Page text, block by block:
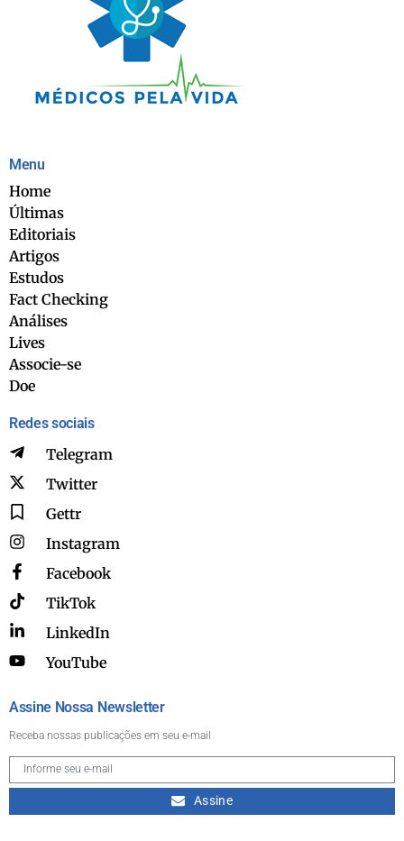
Menu
Home
Últimas
Editoriais
Artigos
Estudos
Fact Checking
Análises
Lives
Associe-se
Doe
Redes sociais
Telegram
Twitter
Gettr
Instagram
Facebook
TikTok
LinkedIn
YouTube
Assine Nossa Newsletter
Receba nossas publicações em seu e-mail
Assine